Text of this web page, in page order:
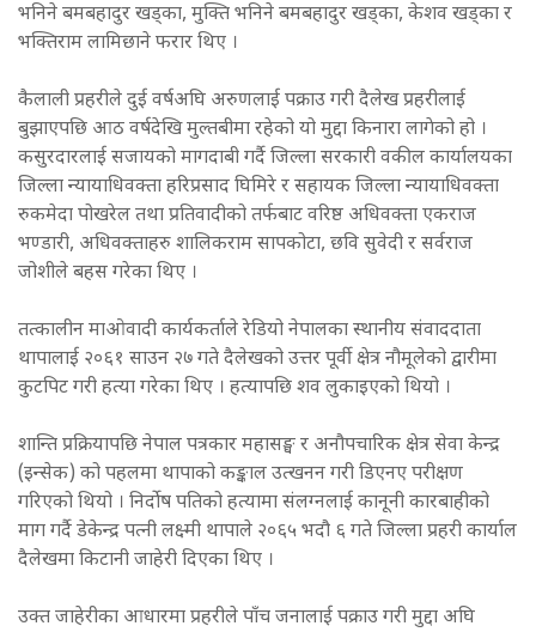
भनिने बमबहादुर खड्का, मुक्ति भनिने बमबहादुर खड्का, केशव खड्का र
भक्तिराम लामिछाने फरार थिए ।
कैलाली प्रहरीले दुई वर्षअघि अरुणलाई पक्राउ गरी दैलेख प्रहरीलाई
बुझाएपछि आठ वर्षदेखि मुल्तबीमा रहेको यो मुद्दा किनारा लागेको हो ।
कसुरदारलाई सजायको मागदाबी गर्दै जिल्ला सरकारी वकील कार्यालयका
जिल्ला न्यायाधिवक्ता हरिप्रसाद घिमिरे र सहायक जिल्ला न्यायाधिवक्ता
रुकमेदा पोखरेल तथा प्रतिवादीको तर्फबाट वरिष्ठ अधिवक्ता एकराज
भण्डारी, अधिवक्ताहरु शालिकराम सापकोटा, छवि सुवेदी र सर्वराज
जोशीले बहस गरेका थिए ।
तत्कालीन माओवादी कार्यकर्ताले रेडियो नेपालका स्थानीय संवाददाता
थापालाई २०६१ साउन २७ गते दैलेखको उत्तर पूर्वी क्षेत्र नौमूलेको द्वारीमा
कुटपिट गरी हत्या गरेका थिए । हत्यापछि शव लुकाइएको थियो ।
शान्ति प्रक्रियापछि नेपाल पत्रकार महासङ्घ र अनौपचारिक क्षेत्र सेवा केन्द्र
(इन्सेक) को पहलमा थापाको कङ्काल उत्खनन गरी डिएनए परीक्षण
गरिएको थियो । निर्दोष पतिको हत्यामा संलग्नलाई कानूनी कारबाहीको
माग गर्दै डेकेन्द्र पत्नी लक्ष्मी थापाले २०६५ भदौ ६ गते जिल्ला प्रहरी कार्याल
दैलेखमा किटानी जाहेरी दिएका थिए ।
उक्त जाहेरीका आधारमा प्रहरीले पाँच जनालाई पक्राउ गरी मुद्दा अघि